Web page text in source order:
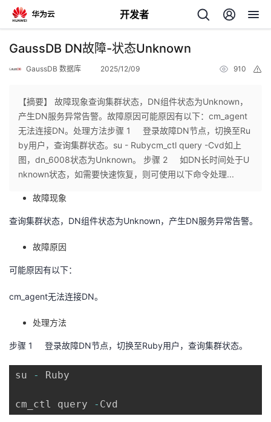
开发者
返
个
人
我
的
发
者
我
的
博
客
我
的
论
我
的
我
我
发
者
学
堂
我
Programs
支
持
我
的
我
GaussDB DN故障-状态Unknown
GaussDB 数据库 2025/12/09 910
【摘要】 故障现象查询集群状态，DN组件状态为Unknown，
产生DN服务异常告警。故障原因可能原因有以下：cm_agent
无法连接DN。处理方法步骤 1 登录故障DN节点，切换至Ru
by用户，查询集群状态。su - Rubycm_ctl query -Cvd如上
图，dn_6008状态为Unknown。 步骤 2 如DN长时间处于U
nknown状态，如需要快速恢复，则可使用以下命令处理...
故障现象
查询集群状态， DN组件状态为Unknown，产生DN服务异常告警。
故障原因
可能原因有以下：
cm_agent无法连接DN。
处理方法
步骤 1 登录故障DN节点，切换至Ruby用户，查询集群状态。
su - Ruby
cm_ctl query - Cvd